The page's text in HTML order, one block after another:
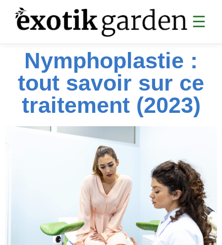
☰
SANTÉ
Digestion
Articulations
Analyses sanguines
Sommeil & CBD
MASCULINE
Nymphoplastie :
tout savoir sur ce
traitement (2023)